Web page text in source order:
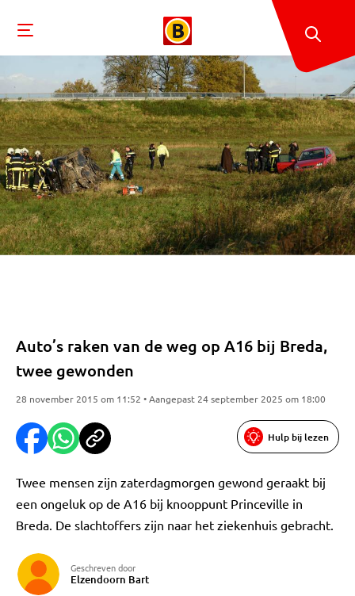
Auto’s raken van de weg op A16 bij Breda,
twee gewonden
28 november 2015 om 11:52 • Aangepast 24 september 2025 om 18:00
Hulp bij lezen
Twee mensen zijn zaterdagmorgen gewond geraakt bij
een ongeluk op de A16 bij knooppunt Princeville in
Breda. De slachtoffers zijn naar het ziekenhuis gebracht.
Geschreven door
Elzendoorn Bart